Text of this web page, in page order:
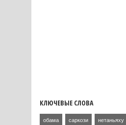
КЛЮЧЕВЫЕ СЛОВА
обама саркози нетаньяху